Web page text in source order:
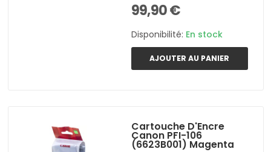
99,90 €
Disponibilité: En stock
AJOUTER AU PANIER
Cartouche D'Encre
Canon PFI-106
(6623B001) Magenta